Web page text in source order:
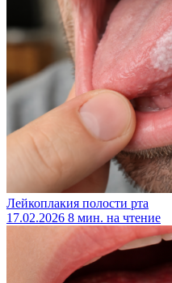
Лейкоплакия полости рта
17.02.2026 8 мин. на чтение